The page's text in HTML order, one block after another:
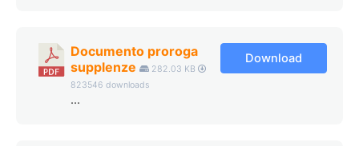
Documento proroga
supplenze
282.03 KB
823546 downloads
...
Download